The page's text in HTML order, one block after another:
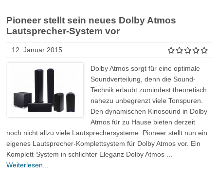
Pioneer stellt sein neues Dolby Atmos
Lautsprecher-System vor
12. Januar 2015
Dolby Atmos sorgt für eine optimale
Soundverteilung, denn die Sound-
Technik erlaubt zumindest theoretisch
nahezu unbegrenzt viele Tonspuren.
Den dynamischen Kinosound in Dolby
Atmos für zu Hause bieten derzeit
noch nicht allzu viele Lautsprechersysteme. Pioneer stellt nun ein
eigenes Lautsprecher-Komplettsystem für Dolby Atmos vor. Ein
Komplett-System in schlichter Eleganz Dolby Atmos ...
Weiterlesen...